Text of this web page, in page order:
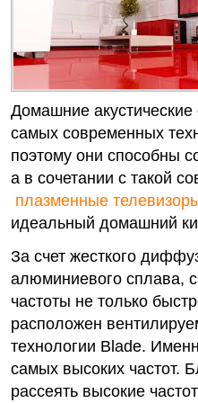
Домашние
самых современных
поэтому они способны
а в сочетании с такой
плазменные
идеальный домашний
За счет жесткого
алюминиевого сплава,
частоты не только
расположен
технологии Blade.
самых высоких частот.
рассеять высокие